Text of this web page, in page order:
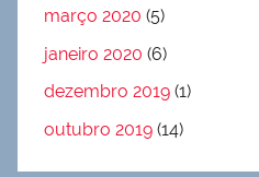
março 2020 (5)
janeiro 2020 (6)
dezembro 2019 (1)
outubro 2019 (14)